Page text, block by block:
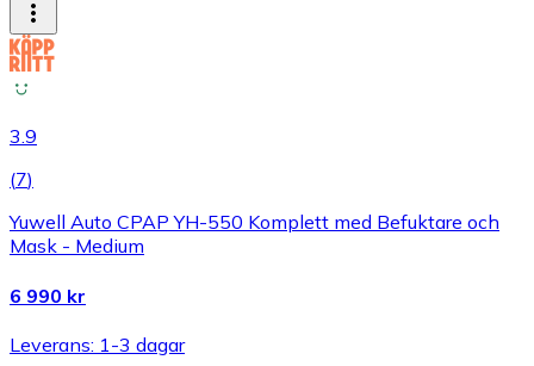
3.9
(7)
Yuwell Auto CPAP YH-550 Komplett med Befuktare och
Mask - Medium
6 990 kr
Leverans: 1-3 dagar